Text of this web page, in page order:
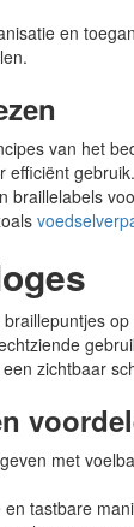
en
van het
efficiënt gebruik.
braillelabels
braillepuntjes
zichtbaar
met
en tastbare